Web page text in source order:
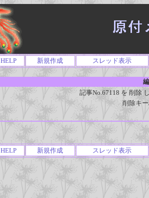
HELP 新規作成 スレッド表示
記事No.67118 を 削除
削除キ
HELP 新規作成 スレッド表示